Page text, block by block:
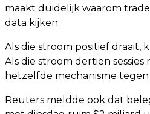
maakt duidelijk waarom
data kijken.
Als die stroom positief draait,
Als die stroom dertien
hetzelfde mechanisme
Reuters meldde ook dat